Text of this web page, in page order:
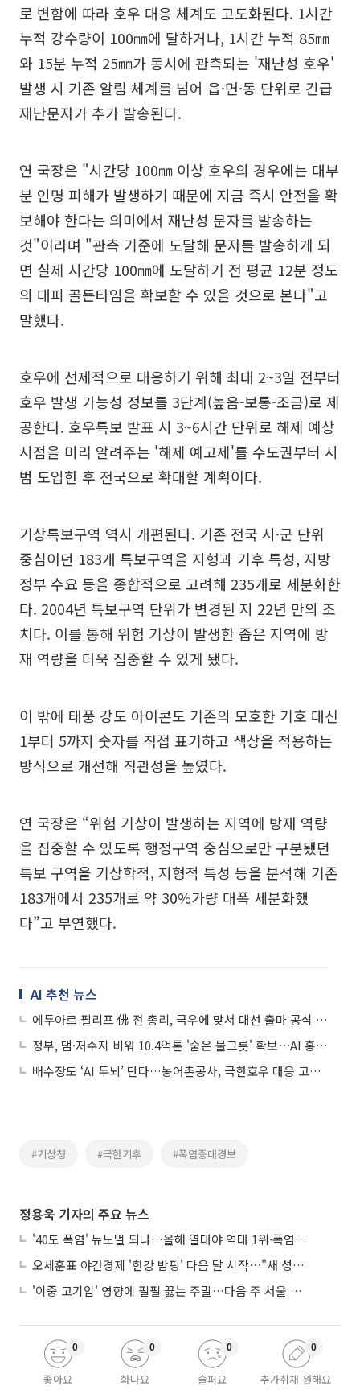
로 변함에 따라 호우 대응 체계도 고도화된다. 1시간
누적 강수량이 100㎜에 달하거나, 1시간 누적 85㎜
와 15분 누적 25㎜가 동시에 관측되는 '재난성 호우'
발생 시 기존 알림 체계를 넘어 읍·면·동 단위로 긴급
재난문자가 추가 발송된다.
연 국장은 "시간당 100㎜ 이상 호우의 경우에는 대부
분 인명 피해가 발생하기 때문에 지금 즉시 안전을 확
보해야 한다는 의미에서 재난성 문자를 발송하는
것"이라며 "관측 기준에 도달해 문자를 발송하게 되
면 실제 시간당 100㎜에 도달하기 전 평균 12분 정도
의 대피 골든타임을 확보할 수 있을 것으로 본다"고
말했다.
호우에 선제적으로 대응하기 위해 최대 2~3일 전부터
호우 발생 가능성 정보를 3단계(높음-보통-조금)로 제
공한다. 호우특보 발표 시 3~6시간 단위로 해제 예상
시점을 미리 알려주는 '해제 예고제'를 수도권부터 시
범 도입한 후 전국으로 확대할 계획이다.
기상특보구역 역시 개편된다. 기존 전국 시·군 단위
중심이던 183개 특보구역을 지형과 기후 특성, 지방
정부 수요 등을 종합적으로 고려해 235개로 세분화한
다. 2004년 특보구역 단위가 변경된 지 22년 만의 조
치다. 이를 통해 위험 기상이 발생한 좁은 지역에 방
재 역량을 더욱 집중할 수 있게 됐다.
이 밖에 태풍 강도 아이콘도 기존의 모호한 기호 대신
1부터 5까지 숫자를 직접 표기하고 색상을 적용하는
방식으로 개선해 직관성을 높였다.
연 국장은 “위험 기상이 발생하는 지역에 방재 역량
을 집중할 수 있도록 행정구역 중심으로만 구분됐던
특보 구역을 기상학적, 지형적 특성 등을 분석해 기존
183개에서 235개로 약 30%가량 대폭 세분화했
다”고 부연했다.
AI 추천 뉴스
에두아르 필리프 佛 전 총리, 극우에 맞서 대선 출마 공식 선언
정부, 댐·저수지 비워 10.4억톤 '숨은 물그릇' 확보⋯AI 홍수예보 가동
배수장도 ‘AI 두뇌’ 단다…농어촌공사, 극한호우 대응 고도화
#기상청 #극한기후 #폭염중대경보
정용욱 기자의 주요 뉴스
'40도 폭염' 뉴노멀 되나…올해 열대야 역대 1위·폭염일수 평년 3배 넘어
오세훈표 야간경제 '한강 밤핑' 다음 달 시작⋯"새 성장동력 만들 것"
'이중 고기압' 영향에 펄펄 끓는 주말…다음 주 서울 포함 서쪽이 더 덥다
좋아요
0
화나요
0
슬퍼요
0
추가취재 원해요
0